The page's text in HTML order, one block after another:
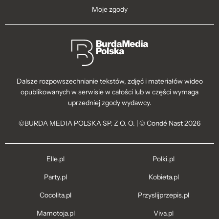
Moje zgody
Dalsze rozpowszechnianie tekstów, zdjęć i materiałów wideo
opublikowanych w serwisie w całości lub w części wymaga
uprzedniej zgody wydawcy.
©BURDA MEDIA POLSKA SP. Z O. O. | © Condé Nast 2026
Elle.pl
Party.pl
Cocolita.pl
Mamotoja.pl
Polki.pl
Kobieta.pl
Przyslijprzepis.pl
Viva.pl